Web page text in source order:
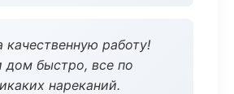
качественную работу!
дом быстро, все по
нареканий.